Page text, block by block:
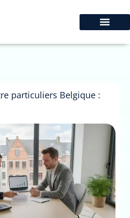
particuliers Belgique :